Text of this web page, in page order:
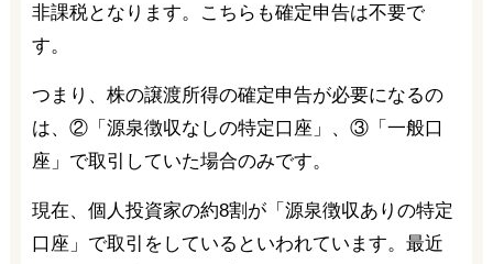
非課税となります。こちらも確定申告は不要で
す。
つまり、株の譲渡所得の確定申告が必要になるの
は、②「源泉徴収なしの特定口座」、③「一般口
座」で取引していた場合のみです。
現在、個人投資家の約8割が「源泉徴収ありの特定
口座」で取引をしているといわれています。最近